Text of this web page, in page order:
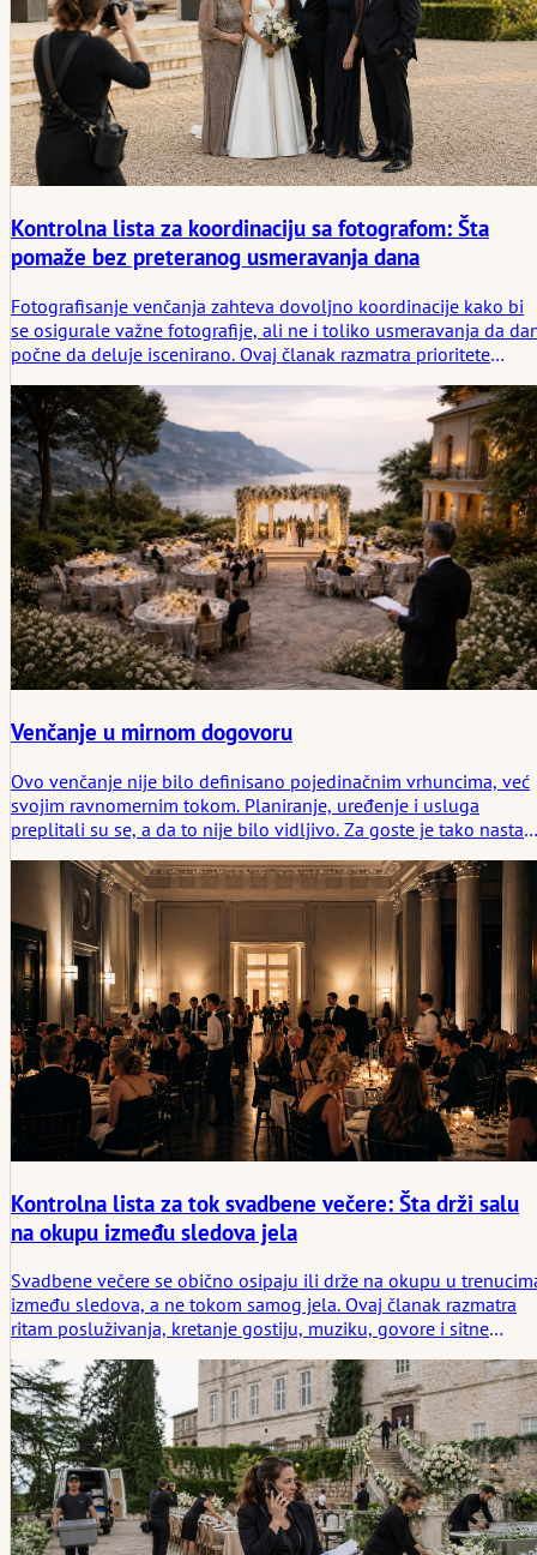
Kontrolna lista za koordinaciju sa fotografom: Šta
pomaže bez preteranog usmeravanja dana
Fotografisanje venčanja zahteva dovoljno koordinacije kako bi
se osigurale važne fotografije, ali ne i toliko usmeravanja da
počne da deluje iscenirano. Ovaj članak razmatra prioritete
pristup, ograničenja ceremonije i prostor koji je fotografima
potreban da bi uočili prave priče.
Venčanje u mirnom dogovoru
Ovo venčanje nije bilo definisano pojedinačnim vrhuncima, već
svojim ravnomernim tokom. Planiranje, uređenje i usluga
preplitali su se, a da to nije bilo vidljivo. Za goste je tako nastao
mirom, bliskošću i pouzdanošću.
Kontrolna lista za tok svadbene večere: Šta drži salu
na okupu između sledova jela
Svadbene večere se obično osipaju ili drže na okupu u
između sledova, a ne tokom samog jela. Ovaj članak razmatra
ritam posluživanja, kretanje gostiju, muziku, govore i sitne
prostoriji.